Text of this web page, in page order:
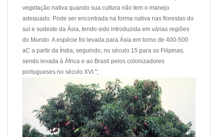
vegetação nativa quando sua cultura não tem o manejo
adequado. Pode ser encontrada na forma nativa nas florestas do
sul e sudeste da Ásia, tendo sido introduzida em várias regiões
do Mundo. A espécie foi levada para Ásia em torno de 400-500
aC a partir da Índia; seguindo, no século 15 para as Filipinas,
sendo levada à África e ao Brasil pelos colonizadores
portugueses no século XVI.";